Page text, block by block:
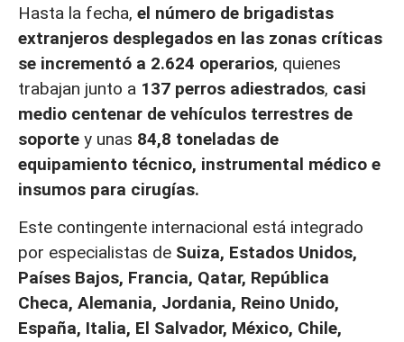
Hasta la fecha, el número de brigadistas
extranjeros desplegados en las zonas críticas
se incrementó a 2.624 operarios, quienes
trabajan junto a 137 perros adiestrados, casi
medio centenar de vehículos terrestres de
soporte y unas 84,8 toneladas de
equipamiento técnico, instrumental médico e
insumos para cirugías.
Este contingente internacional está integrado
por especialistas de Suiza, Estados Unidos,
Países Bajos, Francia, Qatar, República
Checa, Alemania, Jordania, Reino Unido,
España, Italia, El Salvador, México, Chile,